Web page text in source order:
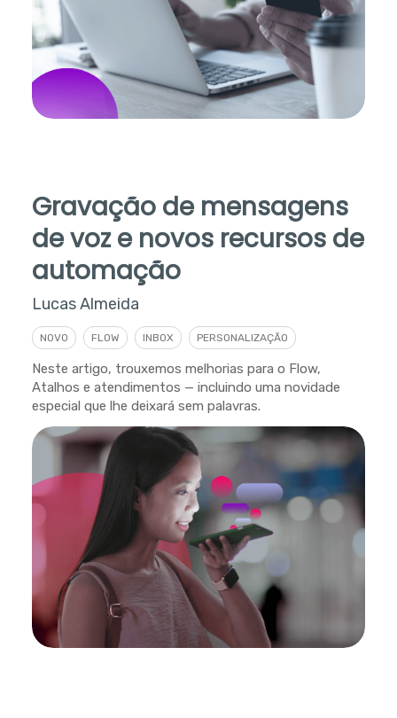
Gravação de mensagens
de voz e novos recursos de
automação
Lucas Almeida
NOVO FLOW INBOX PERSONALIZAÇÃO
Neste artigo, trouxemos melhorias para o Flow,
Atalhos e atendimentos — incluindo uma novidade
especial que lhe deixará sem palavras.